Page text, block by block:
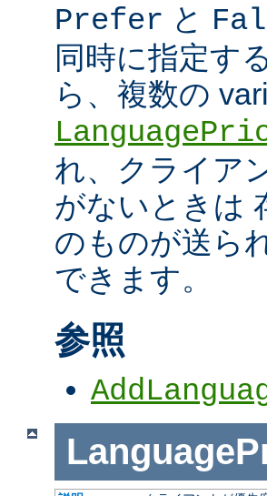
Prefer と
同時に指定す
ら、複数の
れ、クライア
がないときは
のものが送ら
できます。
参照